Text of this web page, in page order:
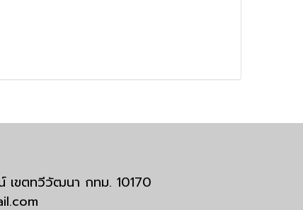
ขตทวีวัฒนา กทม. 10170